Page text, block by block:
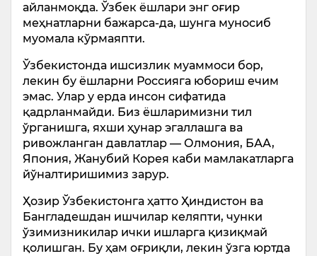
айланмоқда. Ўзбек ёшлари энг оғир
меҳнатларни бажарса-да, шунга муносиб
муомала кўрмаяпти.
Ўзбекистонда ишсизлик муаммоси бор,
лекин бу ёшларни Россияга юбориш ечим
эмас. Улар у ерда инсон сифатида
қадрланмайди. Биз ёшларимизни тил
ўрганишга, яхши ҳунар эгаллашга ва
ривожланган давлатлар — Олмония, БАА,
Япония, Жанубий Корея каби мамлакатларга
йўналтиришимиз зарур.
Ҳозир Ўзбекистонга ҳатто Ҳиндистон ва
Бангладешдан ишчилар келяпти, чунки
ўзимизникилар ички ишларга қизиқмай
қолишган. Бу ҳам оғриқли, лекин ўзга юртда